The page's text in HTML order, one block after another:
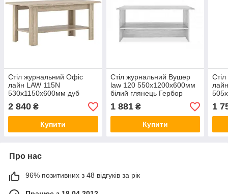
Стіл журнальний Офіс
лайн LAW 115N
530х1150х600мм дуб
2 840 ₴
Купити
Стіл журнальний Вушер
law 120 550х1200х600мм
білий глянець Гербор
1 881₴
Купити
1
Про нас
96% позитивних з 48 відгуків за рік